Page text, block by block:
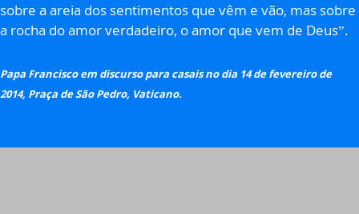
sobre a areia dos sentimentos que vêm e vão, mas sobre
a rocha do amor verdadeiro, o amor que vem de Deus”.
Papa Francisco em discurso para casais no dia 14 de fevereiro de
2014, Praça de São Pedro, Vaticano.